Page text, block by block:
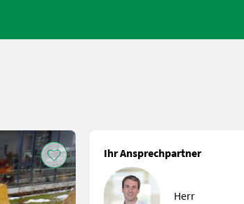
Ihr Ansprechpartner
Herr